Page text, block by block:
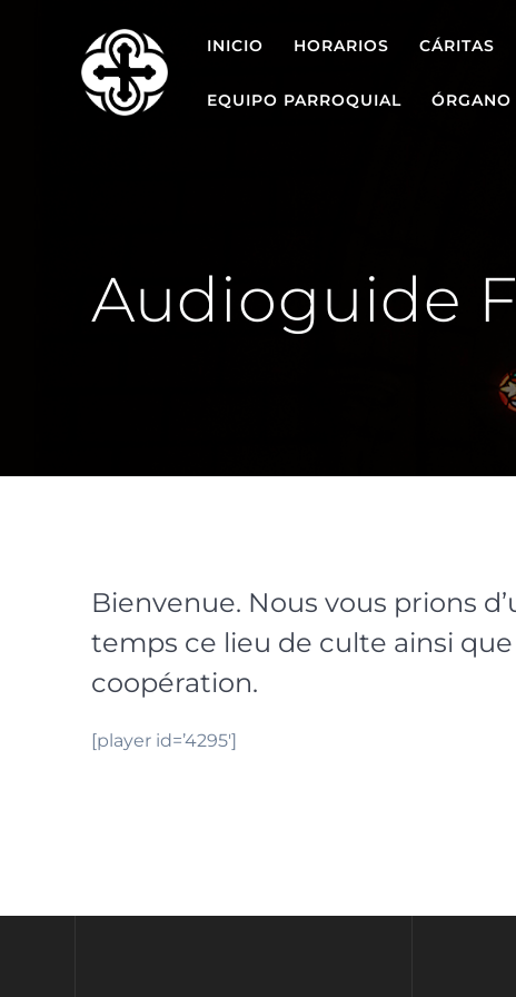
contenido
INICIO HORARIOS CÁRITAS
EQUIPO PARROQUIAL ÓRGANO
Audioguide
Bienvenue. Nous vous prions
temps ce lieu de culte ainsi
coopération.
[player id=’4295′]